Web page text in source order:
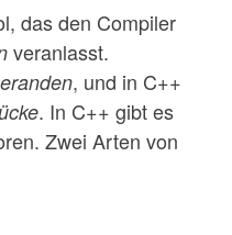
das den Compiler
veranlasst.
, und in C++
. In C++ gibt es
Zwei Arten von